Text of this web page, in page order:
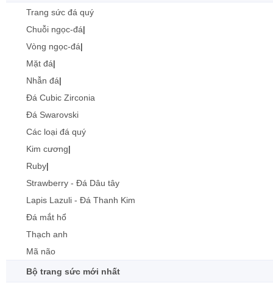
Trang sức đá quý
Chuỗi ngọc-đá|
Vòng ngọc-đá|
Mặt đá|
Nhẫn đá|
Đá Cubic Zirconia
Đá Swarovski
Các loại đá quý
Kim cương|
Ruby|
Strawberry - Đá Dâu tây
Lapis Lazuli - Đá Thanh Kim
Đá mắt hổ
Thạch anh
Mã não
Bộ trang sức mới nhất